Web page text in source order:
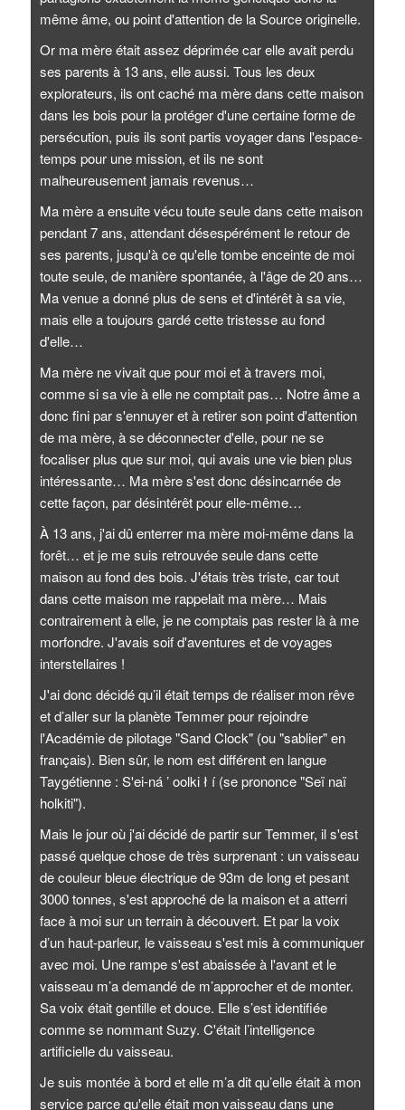
même âme, ou point d'attention de la Source originelle.
Or ma mère était assez déprimée car elle avait perdu
ses parents à 13 ans, elle aussi. Tous les deux
explorateurs, ils ont caché ma mère dans cette maison
dans les bois pour la protéger d'une certaine forme de
persécution, puis ils sont partis voyager dans l'espace-
temps pour une mission, et ils ne sont
malheureusement jamais revenus…
Ma mère a ensuite vécu toute seule dans cette maison
pendant 7 ans, attendant désespérément le retour de
ses parents, jusqu'à ce qu'elle tombe enceinte de moi
toute seule, de manière spontanée, à l'âge de 20 ans…
Ma venue a donné plus de sens et d'intérêt à sa vie,
mais elle a toujours gardé cette tristesse au fond
d'elle…
Ma mère ne vivait que pour moi et à travers moi,
comme si sa vie à elle ne comptait pas… Notre âme a
donc fini par s'ennuyer et à retirer son point d'attention
de ma mère, à se déconnecter d'elle, pour ne se
focaliser plus que sur moi, qui avais une vie bien plus
intéressante… Ma mère s'est donc désincarnée de
cette façon, par désintérêt pour elle-même…
À 13 ans, j'ai dû enterrer ma mère moi-même dans la
forêt… et je me suis retrouvée seule dans cette
maison au fond des bois. J'étais très triste, car tout
dans cette maison me rappelait ma mère… Mais
contrairement à elle, je ne comptais pas rester là à me
morfondre. J'avais soif d'aventures et de voyages
interstellaires !
J'ai donc décidé qu’il était temps de réaliser mon rêve
et d’aller sur la planète Temmer pour rejoindre
l'Académie de pilotage "Sand Clock" (ou "sablier" en
français). Bien sûr, le nom est différent en langue
Taygétienne : S'ei-ná ʼ oolki ł í (se prononce "Seï naï
holkiti").
Mais le jour où j'ai décidé de partir sur Temmer, il s'est
passé quelque chose de très surprenant : un vaisseau
de couleur bleue électrique de 93m de long et pesant
3000 tonnes, s'est approché de la maison et a atterri
face à moi sur un terrain à découvert. Et par la voix
d’un haut-parleur, le vaisseau s'est mis à communiquer
avec moi. Une rampe s'est abaissée à l'avant et le
vaisseau m’a demandé de m’approcher et de monter.
Sa voix était gentille et douce. Elle s’est identifiée
comme se nommant Suzy. C'était l’intelligence
artificielle du vaisseau.
Je suis montée à bord et elle m’a dit qu’elle était à mon
service parce qu'elle était mon vaisseau dans une